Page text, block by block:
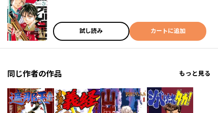
試し読み カートに追加
同じ作者の作品 もっと見る